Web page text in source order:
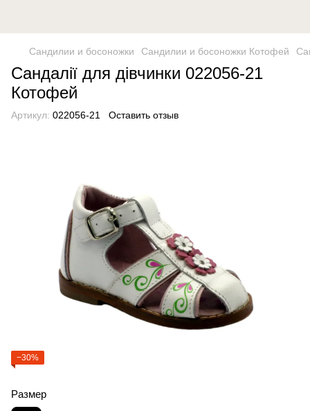
Сандилии и босоножки Сандилии и босоножки Котофей
Сандалії для дівчинки 022056-21
Котофей
Артикул: 022056-21 Оставить отзыв
−30%
Размер